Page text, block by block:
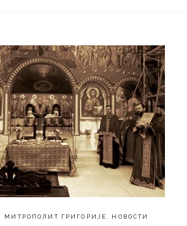
МИТРОПОЛИТ ГРИГОРИЈЕ НОВОСТИ